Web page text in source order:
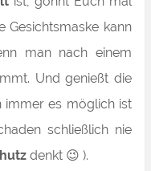
Gesichtsmaske kann
man nach einem
Und genießt die
immer es möglich ist
schließlich nie
denkt 😉 ).